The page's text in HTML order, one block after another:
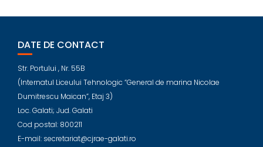
DATE DE CONTACT
Str. Portului , Nr. 55B
(Internatul Liceului Tehnologic “General de marina Nicolae
Dumitrescu Maican”, Etaj 3)
Loc. Galati; Jud. Galati
Cod postal: 800211
E-mail: secretariat@cjrae-galati.ro